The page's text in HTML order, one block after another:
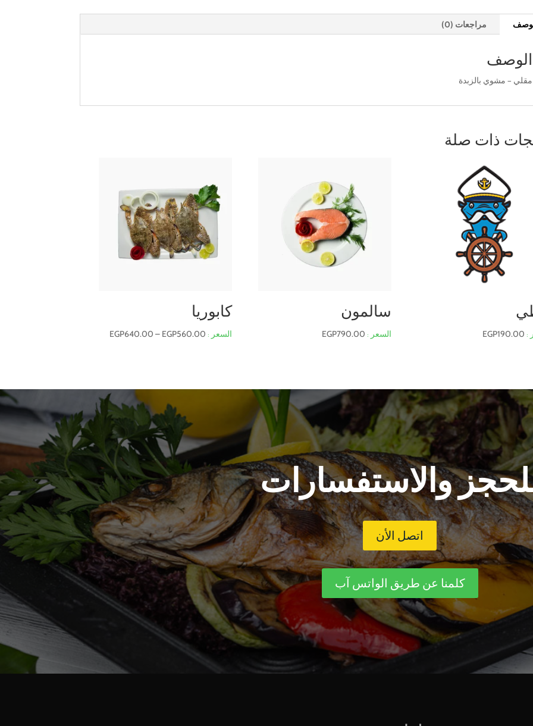
مراجعات (0)
الوصف
مقلي – مشوي بالزبدة
ذات صلة
EGP190.00
سالمون
EGP790.00
كابوريا
EGP560.00
–
EGP640.00
نطاق
خلال
⁦EGP640.00⁩
والاستفسارات
اتصل الأن
كلمنا عن طريق الواتس آب